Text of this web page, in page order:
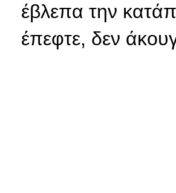
έβλεπα την
έπεφτε, δεν